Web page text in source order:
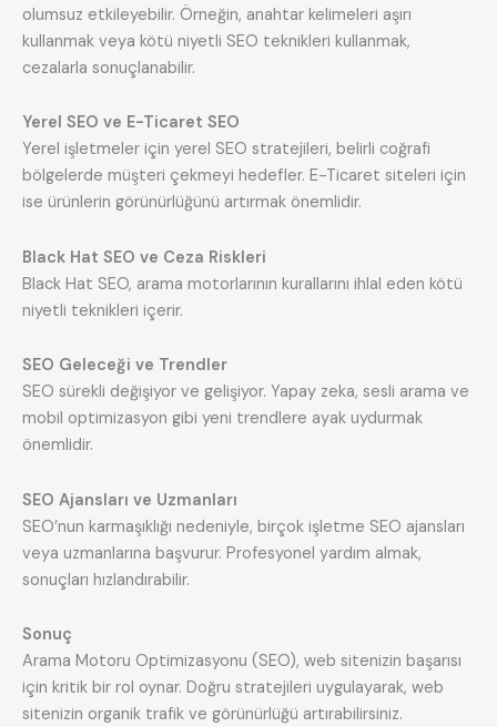
olumsuz etkileyebilir. Örneğin, anahtar kelimeleri aşırı
kullanmak veya kötü niyetli SEO teknikleri kullanmak,
cezalarla sonuçlanabilir.
Yerel SEO ve E-Ticaret SEO
Yerel işletmeler için yerel SEO stratejileri, belirli coğrafi
bölgelerde müşteri çekmeyi hedefler. E-Ticaret siteleri için
ise ürünlerin görünürlüğünü artırmak önemlidir.
Black Hat SEO ve Ceza Riskleri
Black Hat SEO, arama motorlarının kurallarını ihlal eden kötü
niyetli teknikleri içerir.
SEO Geleceği ve Trendler
SEO sürekli değişiyor ve gelişiyor. Yapay zeka, sesli arama ve
mobil optimizasyon gibi yeni trendlere ayak uydurmak
önemlidir.
SEO Ajansları ve Uzmanları
SEO’nun karmaşıklığı nedeniyle, birçok işletme SEO ajansları
veya uzmanlarına başvurur. Profesyonel yardım almak,
sonuçları hızlandırabilir.
Sonuç
Arama Motoru Optimizasyonu (SEO), web sitenizin başarısı
için kritik bir rol oynar. Doğru stratejileri uygulayarak, web
sitenizin organik trafik ve görünürlüğü artırabilirsiniz.